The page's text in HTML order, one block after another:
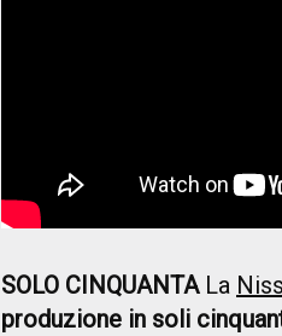
SOLO CINQUANTALa
produzione in soli